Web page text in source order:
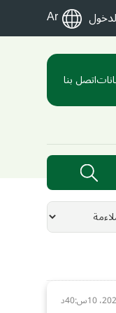
Ar
اتصل بنا